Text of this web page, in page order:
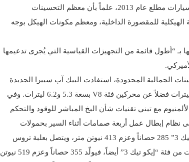
سييرا الأحدث لعام 2014 من نافذة معرض ديترويت الدولي للسيارات مطلع عام 2013، علماً بأن معظم التحسينات
الهيكلية للمقصورة الداخلية، ومعظم مكونات الهيكل بوجه
بـ “أطول قائمة من التجهيزات القياسية التي يُجرى تدعيمها
الجمالية المحدودة، استفادت البيك آب سييرا الجديدة
من خيارات محركات بنزينية مختلفة: محرك فئة V6 سعة 4.3 ليترات فضلاً عن محركين فئة V8 بسعة 5.3 و6.2 ليترات. وفي
مع تبني تقنيات شأن البخ المباشر للوقود والتحكم
نظام إبطال عمل أربعة صمامات أثناء السير بحمولات
خفيفة أو متوسطة. ويولد المحرك سعة 4.3 ليترات فئة “إيكو تيك 3” 285 حصاناً وعزم 413 نيوتن متر، ويتصل بعلبة تروس
أوتوماتيكية سداسية النسب. أما محرك فئة V8 سعة 5.3 ليترات من فئة “إيكو تيك 3” أيضاً، فيولّد 355 حصاناً وعزم 519 نيوتن